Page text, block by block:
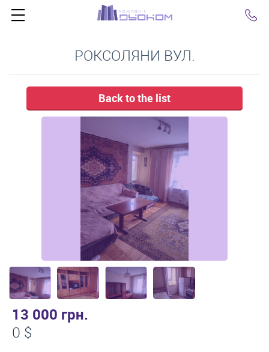
РОКСОЛЯНИ ВУЛ.
Back to the list
13 000 грн.
0 $